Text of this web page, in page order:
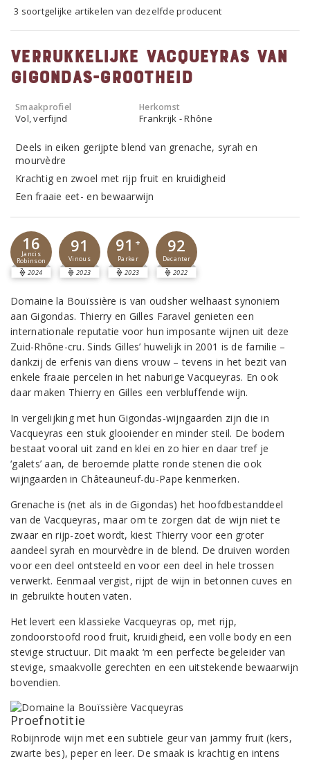
3 soortgelijke artikelen van dezelfde producent
Verrukkelijke Vacqueyras van
Gigondas-grootheid
Smaakprofiel
Vol, verfijnd
Herkomst
Frankrijk - Rhône
Deels in eiken gerijpte blend van grenache, syrah en
mourvèdre
Krachtig en zwoel met rijp fruit en kruidigheid
Een fraaie eet- en bewaarwijn
16
Jancis
Robinson
2024
91
Vinous
2023
91 +
Parker
2023
92
Decanter
2022
Domaine la Bouïssière is van oudsher welhaast synoniem
aan Gigondas. Thierry en Gilles Faravel genieten een
internationale reputatie voor hun imposante wijnen uit deze
Zuid-Rhône-cru. Sinds Gilles’ huwelijk in 2001 is de familie –
dankzij de erfenis van diens vrouw – tevens in het bezit van
enkele fraaie percelen in het naburige Vacqueyras. En ook
daar maken Thierry en Gilles een verbluffende wijn.
In vergelijking met hun Gigondas-wijngaarden zijn die in
Vacqueyras een stuk glooiender en minder steil. De bodem
bestaat vooral uit zand en klei en zo hier en daar tref je
‘galets’ aan, de beroemde platte ronde stenen die ook
wijngaarden in Châteauneuf-du-Pape kenmerken.
Grenache is (net als in de Gigondas) het hoofdbestanddeel
van de Vacqueyras, maar om te zorgen dat de wijn niet te
zwaar en rijp-zoet wordt, kiest Thierry voor een groter
aandeel syrah en mourvèdre in de blend. De druiven worden
voor een deel ontsteeld en voor een deel in hele trossen
verwerkt. Eenmaal vergist, rijpt de wijn in betonnen cuves en
in gebruikte houten vaten.
Het levert een klassieke Vacqueyras op, met rijp,
zondoorstoofd rood fruit, kruidigheid, een volle body en een
stevige structuur. Dit maakt ‘m een perfecte begeleider van
stevige, smaakvolle gerechten en een uitstekende bewaarwijn
bovendien.
Proefnotitie
Robijnrode wijn met een subtiele geur van jammy fruit (kers,
zwarte bes), peper en leer. De smaak is krachtig en intens